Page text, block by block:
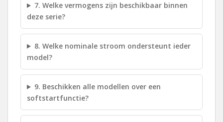
7. Welke vermogens zijn beschikbaar binnen
deze serie?
8. Welke nominale stroom ondersteunt ieder
model?
9. Beschikken alle modellen over een
softstartfunctie?